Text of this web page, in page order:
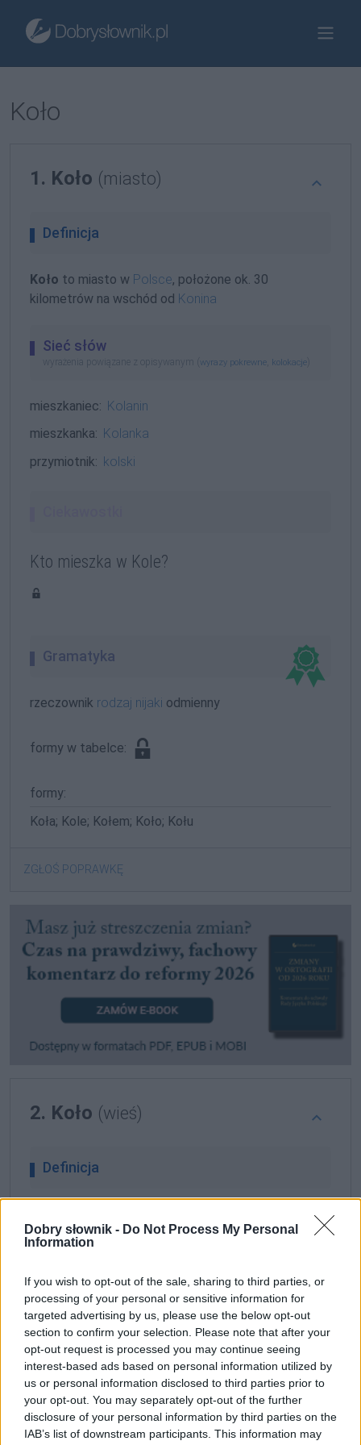
Dobry słownik - Do Not Process My Personal
Information
If you wish to opt-out of the sale, sharing to third parties, or
processing of your personal or sensitive information for
targeted advertising by us, please use the below opt-out
section to confirm your selection. Please note that after your
opt-out request is processed you may continue seeing
interest-based ads based on personal information utilized by
us or personal information disclosed to third parties prior to
your opt-out. You may separately opt-out of the further
disclosure of your personal information by third parties on the
IAB’s list of downstream participants. This information may
Koło
1. Koło (miasto)
Definicja
Koło to miasto w Polsce, położone ok. 30
kilometrów na wschód od Konina
Sieć słów
wyrażenia powiązane z opisywanym ( wyrazy pokrewne kolokacje
mieszkaniec: Kolanin
mieszkanka: Kolanka
przymiotnik: kolski
Kto mieszka w Kole?
Gramatyka
rzeczownik rodzaj nijaki odmienny
formy w tabelce:
formy:
Koła; Kole; Kołem; Koło; Kołu
ZGŁOŚ POPRAWKĘ
2. Koło (wieś)
Definicja
położone na wschód od Piotrkowa Trybunalskiego
Gramatyka
rzeczownikrodzaj nijakiodmienny
formy w tabelce:
formy: